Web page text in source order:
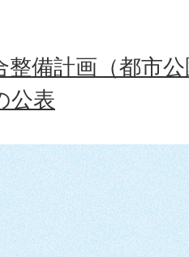
整備計画（都市
公表